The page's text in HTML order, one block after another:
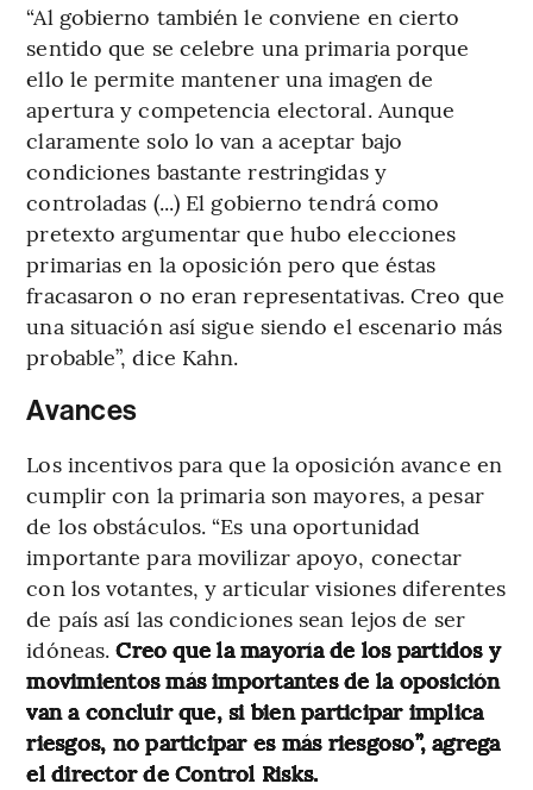
“Al gobierno también le conviene en cierto
sentido que se celebre una primaria porque
ello le permite mantener una imagen de
apertura y competencia electoral. Aunque
claramente solo lo van a aceptar bajo
condiciones bastante restringidas y
controladas (...) El gobierno tendrá como
pretexto argumentar que hubo elecciones
primarias en la oposición pero que éstas
fracasaron o no eran representativas. Creo que
una situación así sigue siendo el escenario más
probable”, dice Kahn.
Avances
Los incentivos para que la oposición avance en
cumplir con la primaria son mayores, a pesar
de los obstáculos. “Es una oportunidad
importante para movilizar apoyo, conectar
con los votantes, y articular visiones diferentes
de país así las condiciones sean lejos de ser
idóneas.Creo que la mayoría de los partidos y
movimientos más importantes de la oposición
van a concluir que, si bien participar implica
riesgos, no participar es más riesgoso”, agrega
el director de Control Risks.